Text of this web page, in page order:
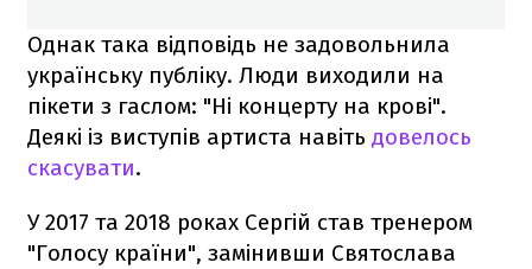
Однак така відповідь не задовольнила
українську публіку. Люди виходили на
пікети з гаслом: "Ні концерту на крові".
Деякі із виступів артиста навіть довелось
скасувати.
У 2017 та 2018 роках Сергій став тренером
"Голосу країни", замінивши Святослава